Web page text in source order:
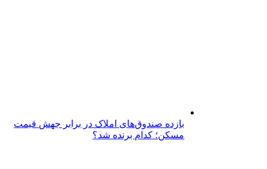
بازده صندوق‌های املاک در برابر جهش قیمت
مسکن؛ کدام برنده شد؟